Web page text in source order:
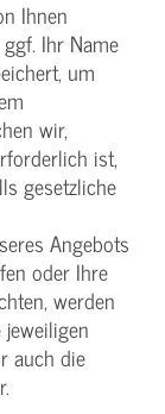
Ihnen
Ihr Name
um
wir,
ist,
gesetzliche
Angebots
oder Ihre
werden
auch die